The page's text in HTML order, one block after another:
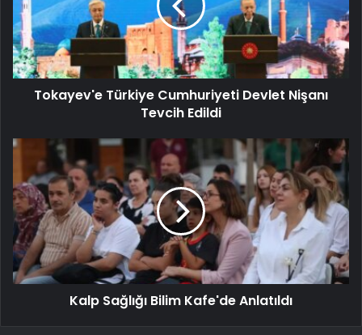
Tokayev'e Türkiye Cumhuriyeti Devlet Nişanı
Tevcih Edildi
Kalp Sağlığı Bilim Kafe'de Anlatıldı